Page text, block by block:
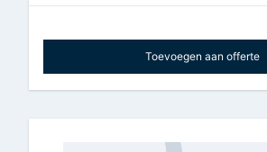
Toevoegen aan offerte